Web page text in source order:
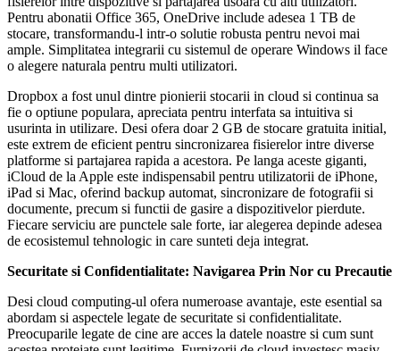
Pentru abonatii Office 365, OneDrive include adesea 1 TB de
stocare, transformandu-l intr-o solutie robusta pentru nevoi mai
ample. Simplitatea integrarii cu sistemul de operare Windows il face
o alegere naturala pentru multi utilizatori.
Dropbox a fost unul dintre pionierii stocarii in cloud si continua sa
fie o optiune populara, apreciata pentru interfata sa intuitiva si
usurinta in utilizare. Desi ofera doar 2 GB de stocare gratuita initial,
este extrem de eficient pentru sincronizarea fisierelor intre diverse
platforme si partajarea rapida a acestora. Pe langa aceste giganti,
iCloud de la Apple este indispensabil pentru utilizatorii de iPhone,
iPad si Mac, oferind backup automat, sincronizare de fotografii si
documente, precum si functii de gasire a dispozitivelor pierdute.
Fiecare serviciu are punctele sale forte, iar alegerea depinde adesea
de ecosistemul tehnologic in care sunteti deja integrat.
Securitate si Confidentialitate: Navigarea Prin Nor cu Precautie
Desi cloud computing-ul ofera numeroase avantaje, este esential sa
abordam si aspectele legate de securitate si confidentialitate.
Preocuparile legate de cine are acces la datele noastre si cum sunt